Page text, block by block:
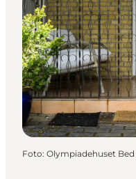
Foto: Olympiadehuset Bed